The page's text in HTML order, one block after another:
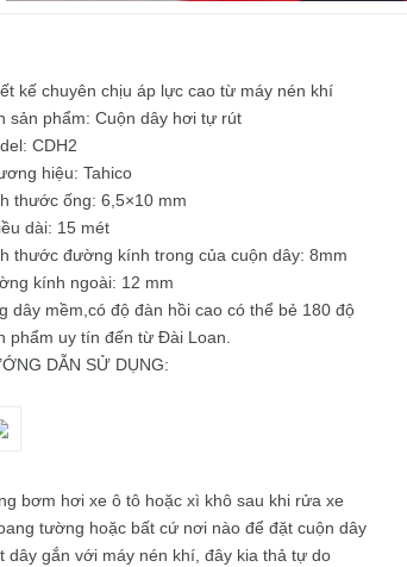
kế chuyên chịu áp lực cao từ máy nén khí
sản phẩm: Cuộn dây hơi tự rút
CDH2
hiệu: Tahico
thước ống: 6,5×10 mm
dài: 15 mét
thước đường kính trong của cuộn dây: 8mm
kính ngoài: 12 mm
dây mềm,có độ đàn hồi cao có thể bẻ 180 độ
phẩm uy tín đến từ Đài Loan.
DẪN SỬ DỤNG:
bơm hơi xe ô tô hoặc xì khô sau khi rửa xe
tường hoặc bất cứ nơi nào để đặt cuộn dây
dây gắn với máy nén khí, đây kia thả tự do